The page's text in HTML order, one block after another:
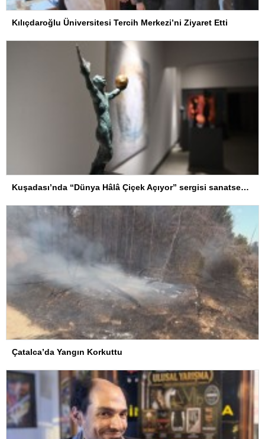
Kılıçdaroğlu Üniversitesi Tercih Merkezi’ni Ziyaret Etti
Kuşadası’nda “Dünya Hâlâ Çiçek Açıyor” sergisi sanatseverlerle buluşuyor
Çatalca’da Yangın Korkuttu